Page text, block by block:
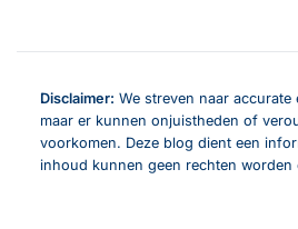
Disclaimer: We streven naar accurate
maar er kunnen onjuistheden of
voorkomen. Deze blog dient een
inhoud kunnen geen rechten worden